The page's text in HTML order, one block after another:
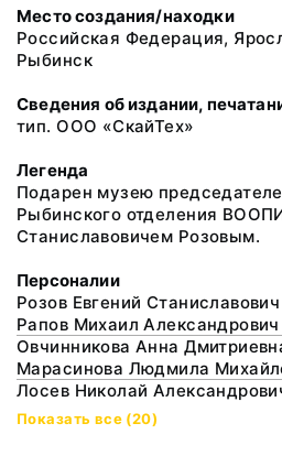
Место создания/находки
Российская Федерация,
Рыбинск
Сведения об издании,
тип. ООО «СкайТех»
Легенда
Подарен музею
Рыбинского отделения
Станиславовичем Розовым.
Персоналии
Розов Евгений
Рапов Михаил
Овчинникова Анна
Марасинова Людмила
Лосев Николай
Показать все (20)